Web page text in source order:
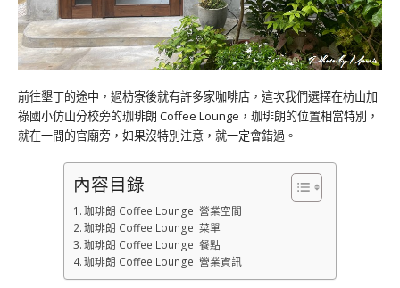
前往墾丁的途中，過枋寮後就有許多家咖啡店，這次我們選擇在枋山加
祿國小仿山分校旁的珈琲朗 Coffee Lounge，珈琲朗的位置相當特別，
就在一間的官廟旁，如果沒特別注意，就一定會錯過。
內容目錄
珈琲朗 Coffee Lounge 營業空間
珈琲朗 Coffee Lounge 菜單
珈琲朗 Coffee Lounge 餐點
珈琲朗 Coffee Lounge 營業資訊